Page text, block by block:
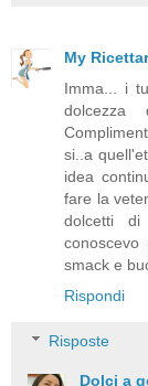
My
Imma... i
dolcezza
si..a
idea
fare la
dolcetti di
conoscevo
smack e
Rispondi
Risposte
Dolci a